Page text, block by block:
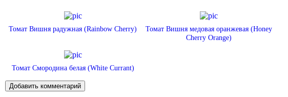
Томат Вишня радужная (Rainbow Cherry)
Томат Вишня медовая оранжевая (Honey
Cherry Orange)
Томат Смородина белая (White Currant)